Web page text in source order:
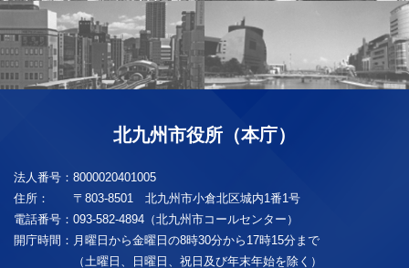
北九州市役所（本庁）
法人番号： 8000020401005
住所：
〒803-8501 北九州市小倉北区城内1番1号
電話番号： 093-582-4894（北九州市コールセンター）
開庁時間： 月曜日から金曜日の8時30分から17時15分まで
（土曜日、日曜日、祝日及び年末年始を除く）